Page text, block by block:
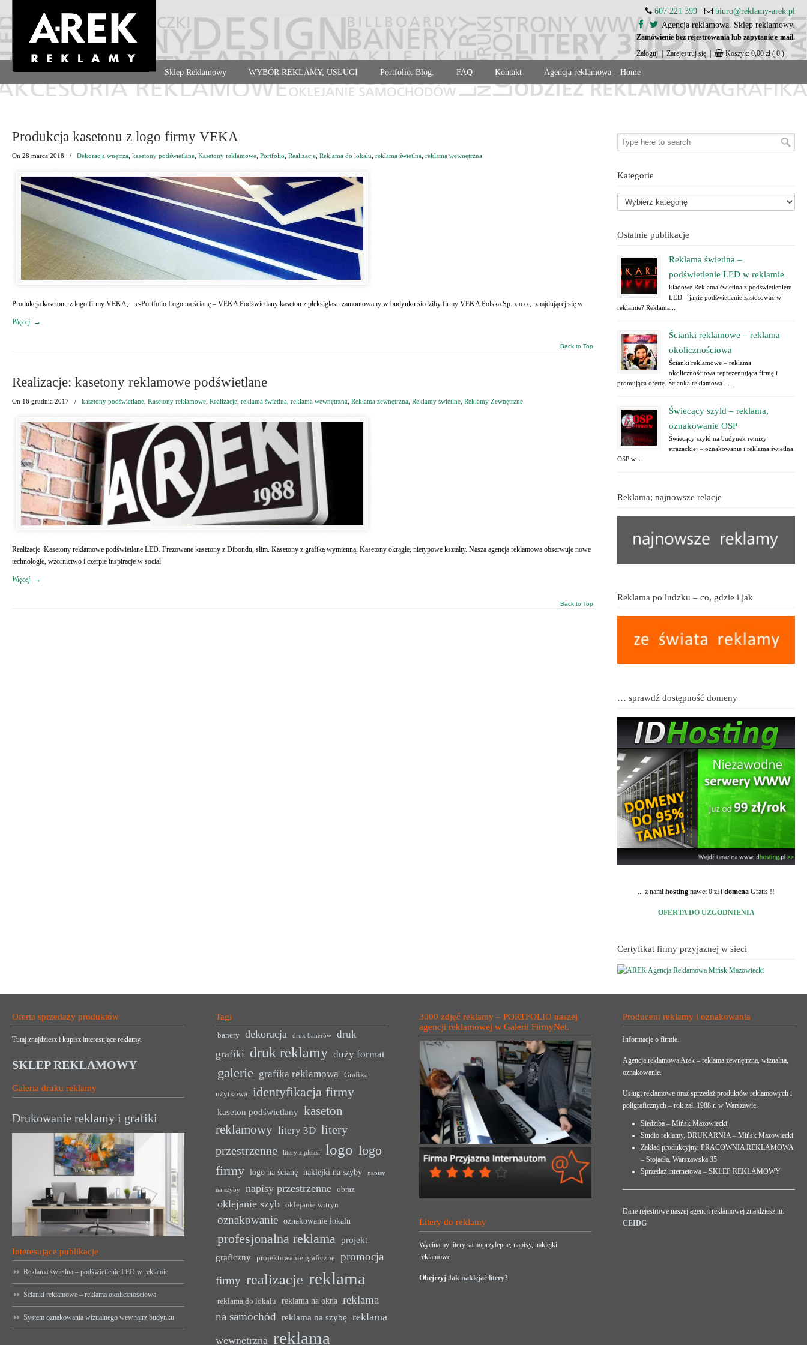
Agencja reklamowa. Reklama – usługi, druk
607 221 399
biuro@reklamy-arek.pl
Agencja reklamowa. Sklep reklamowy.
Zamówienie bez rejestrowania lub zapytanie e-mail.
Zaloguj | Zarejestruj się | Koszyk: 0,00zł ( 0 )
Sklep Reklamowy WYBÓR REKLAMY, USŁUGI Portfolio. Blog. FAQ Kontakt Agencja reklamowa – Home
Produkcja kasetonu z logo firmy VEKA
On 28 marca 2018 / Dekoracja wnętrza kasetony podświetlane Kasetony reklamowe Portfolio Realizacje Reklama do lokalu reklama świetlna reklama wewnętrzna
Produkcja kasetonu z logo firmy VEKA, e-Portfolio Logo na ścianę – VEKA Podświetlany kaseton z pleksiglasu zamontowany w budynku siedziby firmy VEKA Polska Sp. z o.o., znajdującej się w
Więcej →
Back to Top
Realizacje: kasetony reklamowe podświetlane
On 16 grudnia 2017 / kasetony podświetlane Kasetony reklamowe Realizacje reklama świetlna reklama wewnętrzna Reklama zewnętrzna Reklamy świetlne Reklamy Zewnętrzne
Realizacje Kasetony reklamowe podświetlane LED. Frezowane kasetony z Dibondu, slim. Kasetony z grafiką wymienną. Kasetony okrągłe, nietypowe kształty. Nasza agencja reklamowa obserwuje nowe
technologie, wzornictwo i czerpie inspiracje w social
Więcej →
Back to Top
Kategorie
Ostatnie publikacje
Reklama świetlna –
podświetlenie LED w reklamie
kładowe Reklama świetlna z podświetleniem
LED – jakie podświetlenie zastosować w
reklamie? Reklama...
Ścianki reklamowe – reklama
okolicznościowa
Ścianki reklamowe – reklama
okolicznościowa reprezentująca firmę i
promująca ofertę. Ścianka reklamowa –...
Świecący szyld – reklama,
oznakowanie OSP
Świecący szyld na budynek remizy
strażackiej – oznakowanie i reklama świetlna
OSP w...
Reklama; najnowsze relacje
Reklama po ludzku – co, gdzie i jak
… sprawdź dostępność domeny
... z nami hosting nawet 0 zł i domena Gratis !!
OFERTA DO UZGODNIENIA
Certyfikat firmy przyjaznej w sieci
Oferta sprzedaży produktów
Tutaj znajdziesz i kupisz interesujące reklamy.
SKLEP REKLAMOWY
Galeria druku reklamy
Drukowanie reklamy i grafiki
Interesujące publikacje
Reklama świetlna – podświetlenie LED w reklamie
Ścianki reklamowe – reklama okolicznościowa
System oznakowania wizualnego wewnątrz budynku
Tagi
banery dekoracja druk banerów
druk
grafiki druk reklamy duży format
galerie grafika reklamowa Grafika
użytkowa identyfikacja firmy
kaseton podświetlany kaseton
reklamowy litery 3D litery
przestrzenne
litery z pleksi logo logo
firmy
logo na ścianę naklejki na szyby napisy
na szyby napisy przestrzenne obraz
oklejanie szyb oklejanie witryn
oznakowanie oznakowanie lokalu
profesjonalna reklama projekt
graficzny
projektowanie graficzne
promocja
firmy realizacje reklama
reklama do lokalu reklama na okna
reklama
na samochód reklama na szybę reklama
wewnętrzna reklama
3000 zdjęć reklamy – PORTFOLIO naszej
agencji reklamowej w Galerii FirmyNet.
Litery do reklamy
Wycinamy litery samoprzylepne, napisy, naklejki
reklamowe.
ObejrzyjJak naklejać litery?
Producent reklamy i oznakowania
Informacje o firmie.
Agencja reklamowa Arek – reklama zewnętrzna, wizualna,
oznakowanie.
Usługi reklamowe oraz sprzedaż produktów reklamowych i
poligraficznych – rok zał. 1988 r. w Warszawie.
Siedziba – Mińsk Mazowiecki
Studio reklamy, DRUKARNIA – Mińsk Mazowiecki
Zakład produkcyjny, PRACOWNIA REKLAMOWA
– Stojadła, Warszawska 35
Sprzedaż internetowa – SKLEP REKLAMOWY
Dane rejestrowe naszej agencji reklamowej znajdziesz tu:
CEIDG